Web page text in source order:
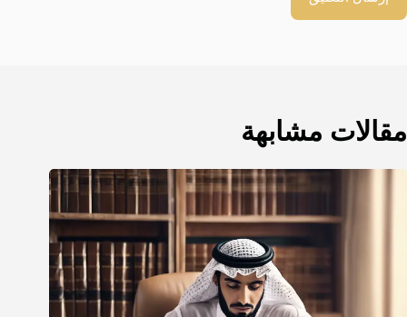
مقالات مشابهة